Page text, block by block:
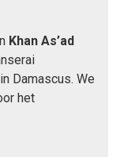
Khan As’ad
Damascus. We
het